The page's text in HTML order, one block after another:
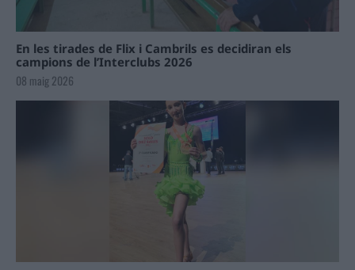
En les tirades de Flix i Cambrils es decidiran els
campions de l’Interclubs 2026
08 maig 2026